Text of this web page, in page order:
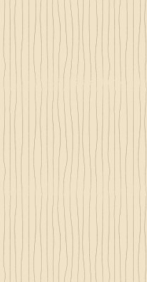
© 2023 by Just 4 Kids.